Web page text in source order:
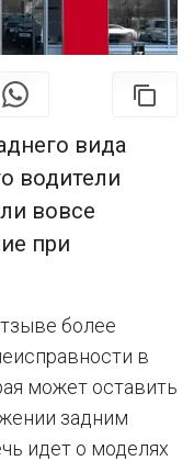
вида
водители
вовсе
при
более
в
может оставить
задним
идет о моделях